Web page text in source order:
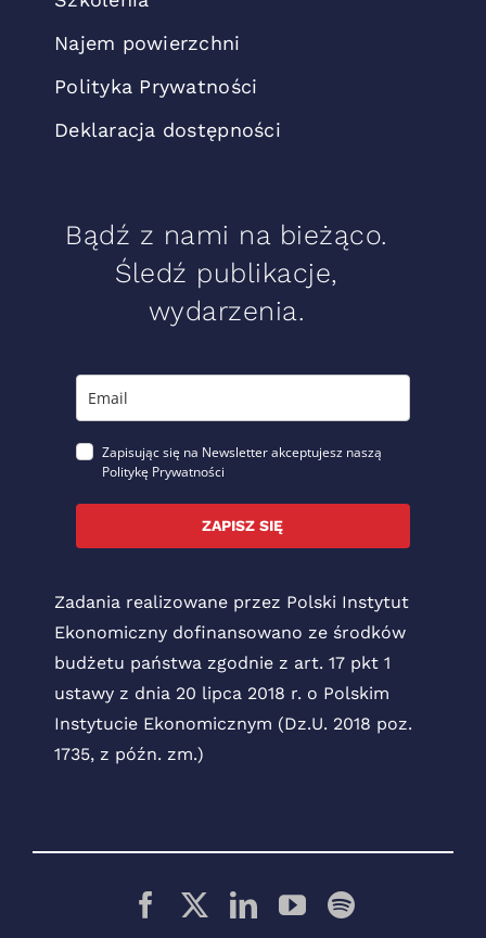
Najem powierzchni
Polityka Prywatności
Deklaracja dostępności
Bądź z nami na bieżąco.
Śledź publikacje,
wydarzenia.
Zapisując się na Newsletter akceptujesz naszą
Politykę Prywatności
ZAPISZ SIĘ
Zadania realizowane przez Polski Instytut
Ekonomiczny dofinansowano ze środków
budżetu państwa zgodnie z art. 17 pkt 1
ustawy z dnia 20 lipca 2018 r. o Polskim
Instytucie Ekonomicznym (Dz.U. 2018 poz.
1735, z późn. zm.)